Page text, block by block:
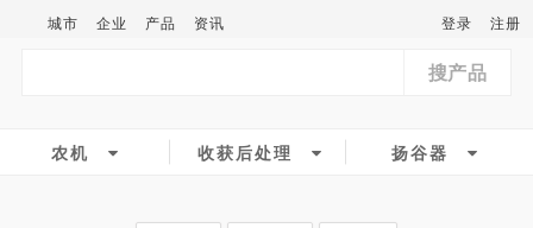
城市 企业 产品 资讯 登录 注册
搜产品
农机 收获后处理 扬谷器